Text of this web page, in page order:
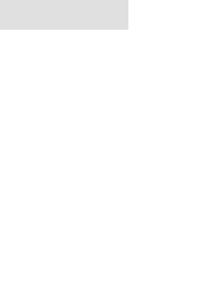
(selected)
Svart